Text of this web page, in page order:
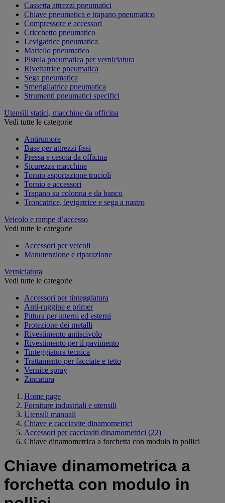
Cassetta attrezzi pneumatici
Chiave pneumatica e trapano pneumatico
Compressore e accessori
Cricchetto pneumatico
Levigatrice pneumatica
Martello pneumatico
Pistola pneumatica per verniciatura
Rivettatrice pneumatica
Sega pneumatica
Smerigliatrice pneumatica
Strumenti pneumatici specifici
Utensili statici, macchine da officina
Vedi tutte le categorie
Antirumore
Base per attrezzi fissi
Pressa e cesoia da officina
Sicurezza macchine
Tornio asportazione trucioli
Tornio e accessori
Trapano su colonna e da banco
Troncatrice, levigatrice e sega a nastro
Veicolo e rampe d’accesso
Vedi tutte le categorie
Accessori per veicoli
Manutenzione e riparazione
Verniciatura
Vedi tutte le categorie
Accessori per tinteggiatura
Anti-ruggine e primer
Pittura per interni ed esterni
Protezione dei metalli
Rivestimento antiscivolo
Rivestimento per il pavimento
Tinteggiatura tecnica
Trattamento per facciate e tetto
Vernice spray
Zincatura
Home page
Forniture industriali e utensili
Utensili manuali
Chiave e cacciavite dinamometrici
Accessori per cacciaviti dinamometrici (22)
Chiave dinamometrica a forchetta con modulo in pollici
Chiave dinamometrica a
forchetta con modulo in